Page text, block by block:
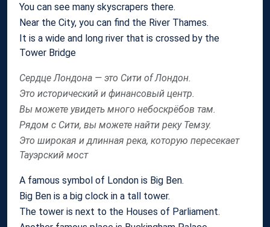
You can see many skyscrapers there.
Near the City, you can find the River Thames.
It is a wide and long river that is crossed by the
Tower Bridge
Сердце Лондона — это Сити of Лондон.
Это исторический и финансовый центр.
Вы можете увидеть много небоскрёбов там.
Рядом с Сити, вы можете найти реку Темзу.
Это широкая и длинная река, которую пересекает
Тауэрский мост
A famous symbol of London is Big Ben.
Big Ben is a big clock in a tall tower.
The tower is next to the Houses of Parliament.